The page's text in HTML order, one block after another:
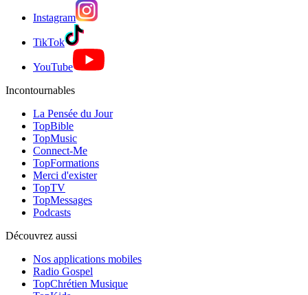
Instagram
TikTok
YouTube
Incontournables
La Pensée du Jour
TopBible
TopMusic
Connect-Me
TopFormations
Merci d'exister
TopTV
TopMessages
Podcasts
Découvrez aussi
Nos applications mobiles
Radio Gospel
TopChrétien Musique